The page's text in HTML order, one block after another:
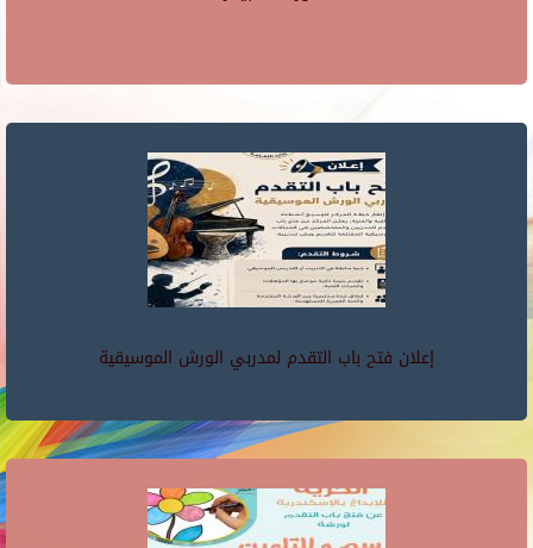
إعلان فتح باب التقدم لمدربي الورش الموسيقية